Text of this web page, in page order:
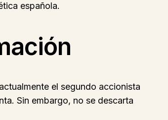
española.
el segundo accionista
Sin embargo, no se descarta